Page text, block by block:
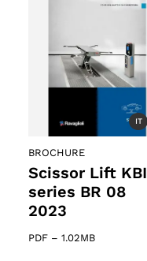
IT
BROCHURE
Scissor Lift KBI
series BR 08
2023
PDF – 1.02MB